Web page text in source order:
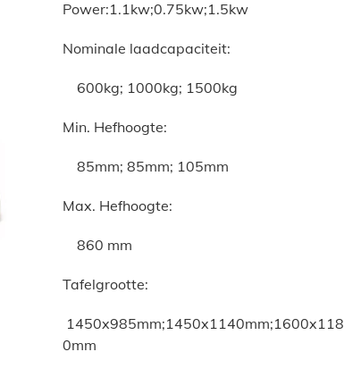
Power:1.1kw;0.75kw;1.5kw
Nominale laadcapaciteit:
600kg; 1000kg; 1500kg
Min. Hefhoogte:
85mm; 85mm; 105mm
Max. Hefhoogte:
860 mm
Tafelgrootte:
1450x985mm;1450x1140mm;1600x118
0mm